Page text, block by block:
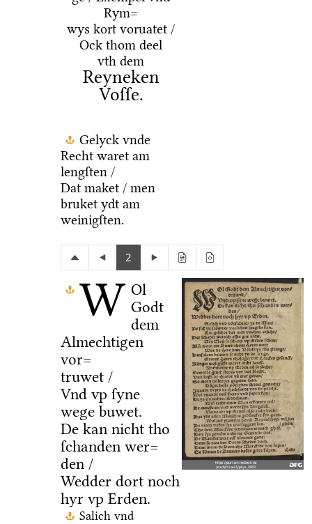
Rym=
wys kort voruatet /
Ock thom deel
vth dem
Reyneken
Voſſe.
Gelyck vnde
Recht waret am
lengſten /
Dat maket / men
bruket ydt am
weinigſten.
2
W Ol
Godt
dem
Almechtigen
vor=
truwet /
Vnd vp ſyne
wege buwet.
De kan nicht tho
ſchanden wer=
den /
Wedder dort noch
hyr vp Erden.
Salich vnd